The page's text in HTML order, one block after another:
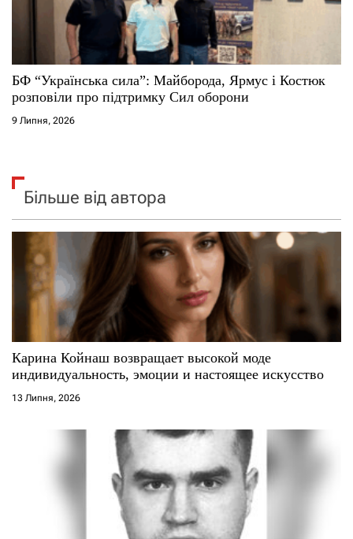
БФ “Українська сила”: Майборода, Ярмус і Костюк
розповіли про підтримку Сил оборони
9 Липня, 2026
Більше від автора
Карина Койнаш возвращает высокой моде
индивидуальность, эмоции и настоящее искусство
13 Липня, 2026